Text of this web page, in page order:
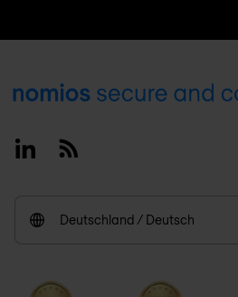
Footer
LinkedinRSS
Deutschland / Deutsch